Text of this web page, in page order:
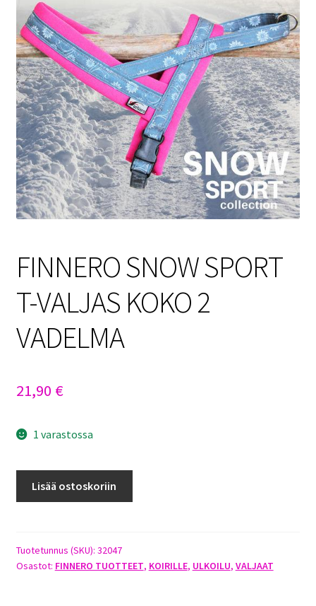
Sulo
Tietosuojaseloste
Toimitusehdot
Uutisia
FINNERO SNOW SPORT
T-VALJAS KOKO 2
VADELMA
21,90 €
1 varastossa
VALJAS
KOKO
Lisää ostoskoriin
Tuotetunnus (SKU): 32047
Osastot: FINNERO TUOTTEET, KOIRILLE, ULKOILU, VALJAAT